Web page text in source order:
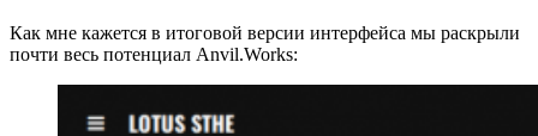
Как мне кажется в итоговой версии интерфейса мы раскрыли
почти весь потенциал Anvil.Works: